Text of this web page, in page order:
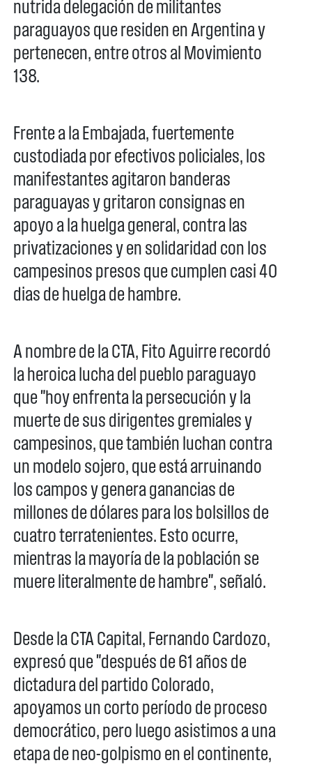
nutrida delegación de militantes
paraguayos que residen en Argentina y
pertenecen, entre otros al Movimiento
138.
Frente a la Embajada, fuertemente
custodiada por efectivos policiales, los
manifestantes agitaron banderas
paraguayas y gritaron consignas en
apoyo a la huelga general, contra las
privatizaciones y en solidaridad con los
campesinos presos que cumplen casi 40
dias de huelga de hambre.
A nombre de la CTA, Fito Aguirre recordó
la heroica lucha del pueblo paraguayo
que "hoy enfrenta la persecución y la
muerte de sus dirigentes gremiales y
campesinos, que también luchan contra
un modelo sojero, que está arruinando
los campos y genera ganancias de
millones de dólares para los bolsillos de
cuatro terratenientes. Esto ocurre,
mientras la mayoría de la población se
muere literalmente de hambre", señaló.
Desde la CTA Capital, Fernando Cardozo,
expresó que "después de 61 años de
dictadura del partido Colorado,
apoyamos un corto período de proceso
democrático, pero luego asistimos a una
etapa de neo-golpismo en el continente,